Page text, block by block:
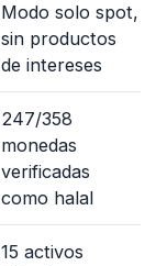
Modo solo spot,
sin productos
de intereses
247/358
monedas
verificadas
como halal
15 activos